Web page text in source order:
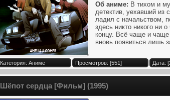
Об аниме: В тихом и
детектив, уехавший из
ладил с начальством,
здесь никто никого ни
концу. Всё чаще и
вновь появиться лишь
Категория: Аниме Просмотров: [551] Дата:
Шёпот сердца [Фильм] (1995)